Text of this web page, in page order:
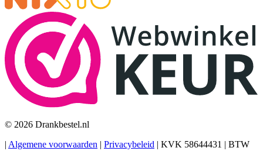
© 2026 Drankbestel.nl
| Algemene voorwaarden | Privacybeleid | KVK 58644431 | BTW